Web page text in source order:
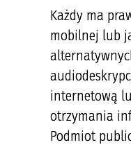
Każdy ma
mobilnej lub
internetową
otrzymania
Podmiot